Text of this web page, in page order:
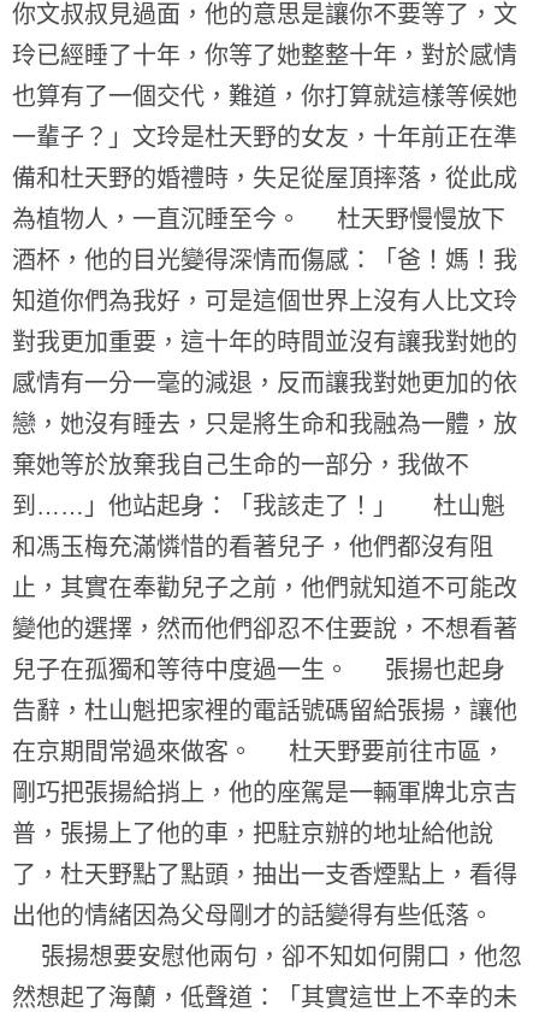
你文叔叔見過面，他的意思是讓你不要等了，文
玲已經睡了十年，你等了她整整十年，對於感情
也算有了一個交代，難道，你打算就這樣等候她
一輩子？」文玲是杜天野的女友，十年前正在準
備和杜天野的婚禮時，失足從屋頂摔落，從此成
為植物人，一直沉睡至今。 杜天野慢慢放下
酒杯，他的目光變得深情而傷感：「爸！媽！我
知道你們為我好，可是這個世界上沒有人比文玲
對我更加重要，這十年的時間並沒有讓我對她的
感情有一分一毫的減退，反而讓我對她更加的依
戀，她沒有睡去，只是將生命和我融為一體，放
棄她等於放棄我自己生命的一部分，我做不
到……」他站起身：「我該走了！」 杜山魁
和馮玉梅充滿憐惜的看著兒子，他們都沒有阻
止，其實在奉勸兒子之前，他們就知道不可能改
變他的選擇，然而他們卻忍不住要說，不想看著
兒子在孤獨和等待中度過一生。 張揚也起身
告辭，杜山魁把家裡的電話號碼留給張揚，讓他
在京期間常過來做客。 杜天野要前往市區，
剛巧把張揚給捎上，他的座駕是一輛軍牌北京吉
普，張揚上了他的車，把駐京辦的地址給他說
了，杜天野點了點頭，抽出一支香煙點上，看得
出他的情緒因為父母剛才的話變得有些低落。
張揚想要安慰他兩句，卻不知如何開口，他忽
然想起了海蘭，低聲道：「其實這世上不幸的未